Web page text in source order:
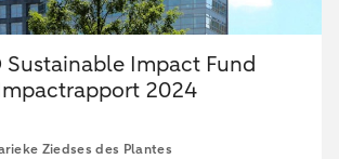
Sustainable Impact Fund
2024
Ziedses des Plantes